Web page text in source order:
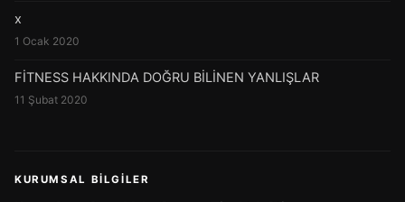
x
1 Ocak 2020
FİTNESS HAKKINDA DOĞRU BİLİNEN YANLIŞLAR
11 Şubat 2020
KURUMSAL BILGILER